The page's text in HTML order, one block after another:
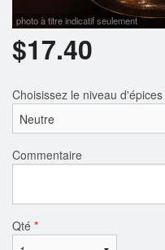
photo à titre indicatif seulement
$17.40
Choisissez le niveau d'épices
Commentaire
Qté *